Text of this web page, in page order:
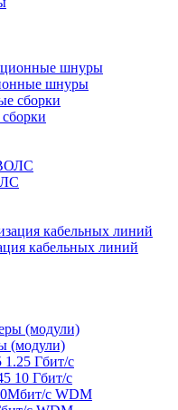
шнуры
кабельных линий
(модули)
1.25 Гбит/c
10 Гбит/c
с WDM